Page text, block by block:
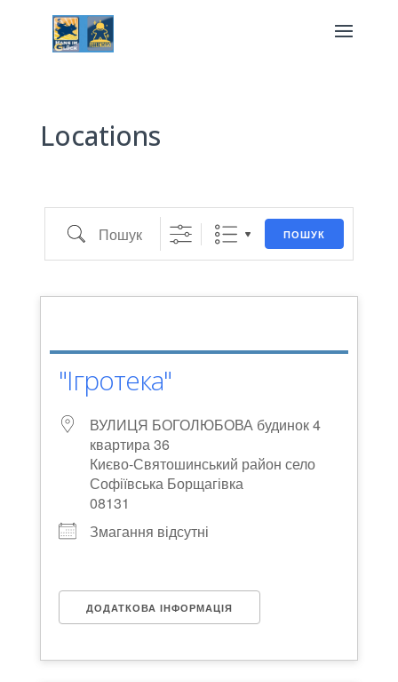
Locations
Пошук ПОШУК
Локації для змагань?
"Ігротека"
ВУЛИЦЯ БОГОЛЮБОВА будинок 4
квартира 36
Києво-Святошинський район село
Софіївська Борщагівка
08131
Змагання відсутні
ДОДАТКОВА ІНФОРМАЦІЯ